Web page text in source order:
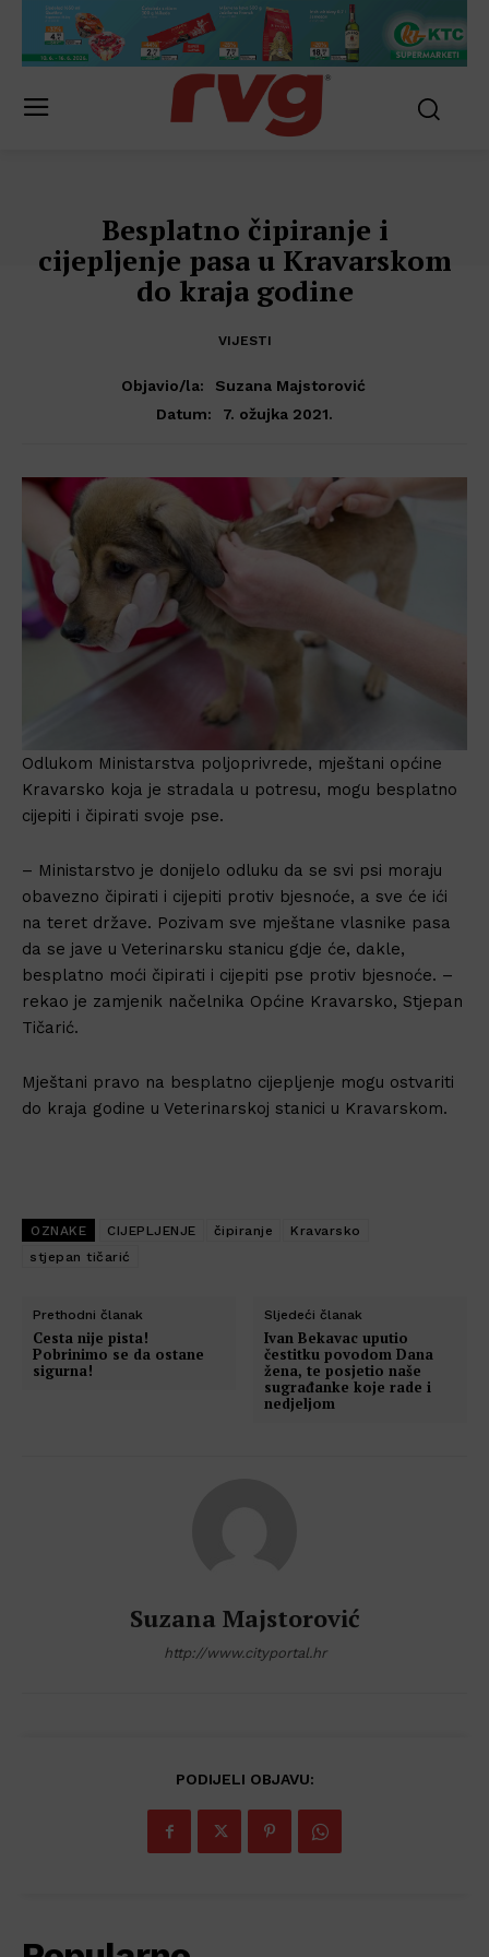
Besplatno čipiranje i
cijepljenje pasa u Kravarskom
do kraja godine
VIJESTI
Objavio/la:
Suzana Majstorović
Datum:
7. ožujka 2021.
Odlukom Ministarstva poljoprivrede, mještani općine
Kravarsko koja je stradala u potresu, mogu besplatno
cijepiti i čipirati svoje pse.
– Ministarstvo je donijelo odluku da se svi psi moraju
obavezno čipirati i cijepiti protiv bjesnoće, a sve će ići
na teret države. Pozivam sve mještane vlasnike pasa
da se jave u Veterinarsku stanicu gdje će, dakle,
besplatno moći čipirati i cijepiti pse protiv bjesnoće. –
rekao je zamjenik načelnika Općine Kravarsko, Stjepan
Tičarić.
Mještani pravo na besplatno cijepljenje mogu ostvariti
do kraja godine u Veterinarskoj stanici u Kravarskom.
OZNAKE CIJEPLJENJE čipiranje
Kravarsko
stjepan tičarić
Prethodni članak
Cesta nije pista!
Pobrinimo se da ostane
sigurna!
Sljedeći članak
Ivan Bekavac uputio
čestitku povodom Dana
žena, te posjetio naše
sugrađanke koje rade i
nedjeljom
Suzana Majstorović
http://www.cityportal.hr
PODIJELI OBJAVU: